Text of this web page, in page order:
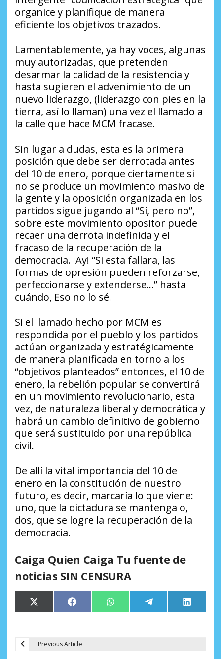
organice y planifique de manera
eficiente los objetivos trazados.
Lamentablemente, ya hay voces, algunas
muy autorizadas, que pretenden
desarmar la calidad de la resistencia y
hasta sugieren el advenimiento de un
nuevo liderazgo, (liderazgo con pies en la
tierra, así lo llaman) una vez el llamado a
la calle que hace MCM fracase.
Sin lugar a dudas, esta es la primera
posición que debe ser derrotada antes
del 10 de enero, porque ciertamente si
no se produce un movimiento masivo de
la gente y la oposición organizada en los
partidos sigue jugando al “Sí, pero no”,
sobre este movimiento opositor puede
recaer una derrota indefinida y el
fracaso de la recuperación de la
democracia. ¡Ay! “Si esta fallara, las
formas de opresión pueden reforzarse,
perfeccionarse y extenderse…” hasta
cuándo, Eso no lo sé.
Si el llamado hecho por MCM es
respondida por el pueblo y los partidos
actúan organizada y estratégicamente
de manera planificada en torno a los
“objetivos planteados” entonces, el 10 de
enero, la rebelión popular se convertirá
en un movimiento revolucionario, esta
vez, de naturaleza liberal y democrática y
habrá un cambio definitivo de gobierno
que será sustituido por una república
civil.
De allí la vital importancia del 10 de
enero en la constitución de nuestro
futuro, es decir, marcaría lo que viene:
uno, que la dictadura se mantenga o,
dos, que se logre la recuperación de la
democracia.
Caiga Quien Caiga Tu fuente de
noticias SIN CENSURA
Compartir
en
X
(Twitter)
Compartir
en
Facebook Compartir
en
WhatsApp Compartir
en
Telegram
en
LinkedIn
Previous Article